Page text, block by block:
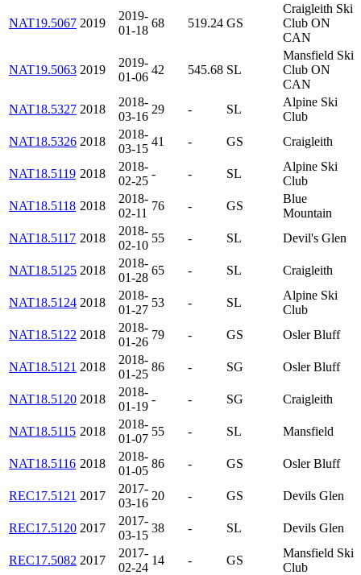
NAT19.5067 2019
2019-
01-18
68 519.24 GS
Craigleith Ski
Club ON
CAN
NAT19.5063 2019
2019-
01-06
42 545.68 SL
Mansfield Ski
Club ON
CAN
NAT18.5327 2018
2018-
03-16
29 - SL
Alpine Ski
Club
NAT18.5326 2018
2018-
03-15
41 - GS Craigleith
NAT18.5119 2018
2018-
02-25
- - SL
Alpine Ski
Club
NAT18.5118 2018
2018-
02-11
76 - GS
Blue
Mountain
NAT18.5117 2018
2018-
02-10
55 - SL Devil's Glen
NAT18.5125 2018
2018-
01-28
65 - SL Craigleith
NAT18.5124 2018
2018-
01-27
53 - SL
Alpine Ski
Club
NAT18.5122 2018
2018-
01-26
79 - GS Osler Bluff
NAT18.5121 2018
2018-
01-25
86 - SG Osler Bluff
NAT18.5120 2018
2018-
01-19
- - SG Craigleith
NAT18.5115 2018
2018-
01-07
55 - SL Mansfield
NAT18.5116 2018
2018-
01-05
86 - GS Osler Bluff
REC17.5121 2017
2017-
03-16
20 - GS Devils Glen
REC17.5120 2017
2017-
03-15
38 - SL Devils Glen
REC17.5082 2017
2017-
02-24
14 - GS
Mansfield Ski
Club